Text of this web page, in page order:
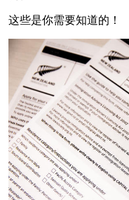
这些是你需要知道的！